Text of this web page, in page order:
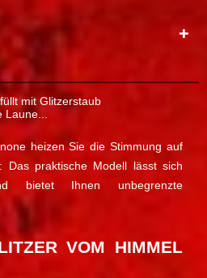
mit Glitzerstaub
heizen Sie die Stimmung auf
Das praktische Modell lässt sich
bietet Ihnen unbegrenzte
VOM HIMMEL